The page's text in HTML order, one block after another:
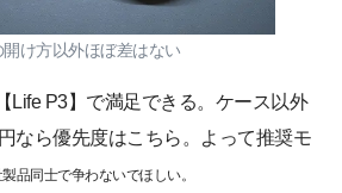
け方以外ほぼ差はない
Life P3】で満足できる。ケース以外
なら優先度はこちら。よって推奨モ
品同士で争わないでほしい。